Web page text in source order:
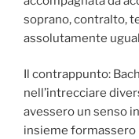
soprano, contralto,
assolutamente
Il contrappunto:
nell’intrecciare
avessero un senso
insieme formassero